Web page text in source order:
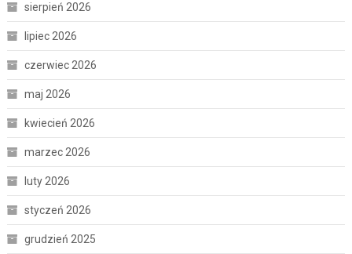
sierpień 2026
lipiec 2026
czerwiec 2026
maj 2026
kwiecień 2026
marzec 2026
luty 2026
styczeń 2026
grudzień 2025